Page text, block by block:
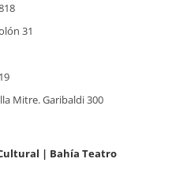
31
Mitre. Garibaldi 300
| Bahía Teatro